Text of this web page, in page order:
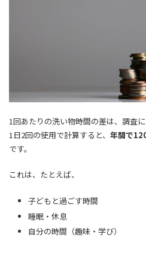
1回あたりの洗い物時間の差は、調査
1日2回の使用で計算すると、 年間で
です。
これは、たとえば、
子どもと過ごす時間
睡眠・休息
自分の時間（趣味・学び）